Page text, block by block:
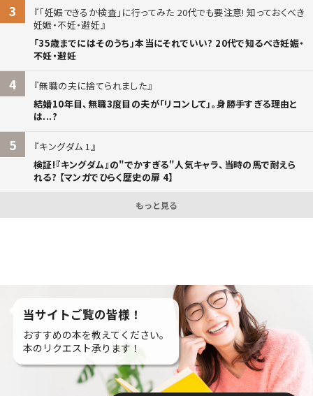
3
「妊娠できるか検査」に行ってみた 20代でも要注意! 知っておくべき
妊娠・不妊・避妊
「35歳までにはそのうち」本当にそれでいい? 20代で知るべき妊娠・
不妊・避妊
4
無職の夫に捨てられました
結婚10年目、無職3度目の夫が「リコンして」。身勝手すぎる理由と
は...?
5
キングダム 1
検証!『キングダム』の"でかすぎる"人気キャラ、当時の馬で耐えら
れる? 【マンガでひらく歴史の扉 4】
もっと見る
当サイトご覧の皆様！
おすすめの本を教えてください。
本のリクエスト承ります！